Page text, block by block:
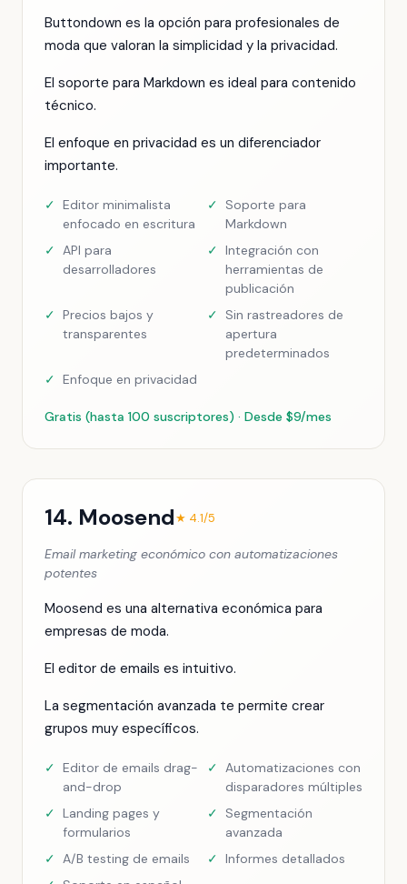
Buttondown es la opción para profesionales de
moda que valoran la simplicidad y la privacidad.
El soporte para Markdown es ideal para contenido
técnico.
El enfoque en privacidad es un diferenciador
importante.
✓ Editor minimalista
enfocado en escritura
✓
Soporte para
Markdown
✓ API para
desarrolladores
✓ Integración con
herramientas de
publicación
✓ Precios bajos y
transparentes
✓
Sin rastreadores de
apertura
predeterminados
✓ Enfoque en privacidad
Gratis (hasta 100 suscriptores) · Desde $9/mes
14. Moosend★ 4.1/5
Email marketing económico con automatizaciones
potentes
Moosend es una alternativa económica para
empresas de moda.
El editor de emails es intuitivo.
La segmentación avanzada te permite crear
grupos muy específicos.
✓ Editor de emails drag-
and-drop
✓ Automatizaciones con
disparadores múltiples
✓ Landing pages y
formularios
✓
Segmentación
avanzada
✓ A/B testing de emails ✓ Informes detallados